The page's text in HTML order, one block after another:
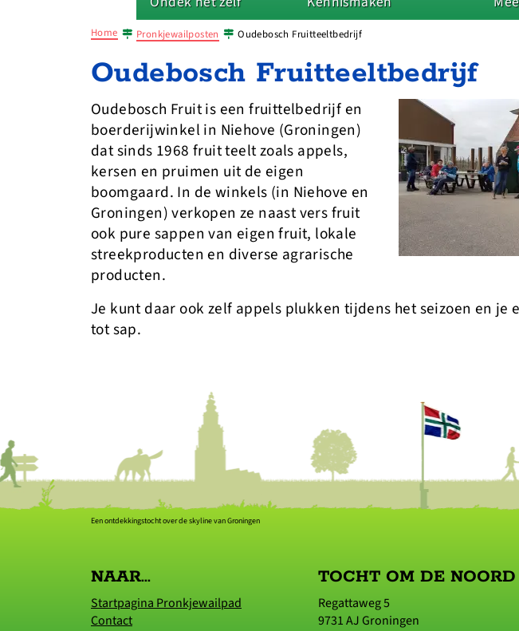
Home Pronkjewailposten Oudebosch Fruitteeltbedrijf
Oudebosch Fruitteeltbedrijf
Oudebosch Fruit is een fruittelbedrijf en
boerderijwinkel in Niehove (Groningen)
dat sinds 1968 fruit teelt zoals appels,
kersen en pruimen uit de eigen
boomgaard. In de winkels (in Niehove en
Groningen) verkopen ze naast vers fruit
ook pure sappen van eigen fruit, lokale
streekproducten en diverse agrarische
producten.
Je kunt daar ook zelf appels plukken tijdens het seizoen en je
tot sap.
Een ontdekkingstocht over de skyline van Groningen
NAAR...
Startpagina Pronkjewailpad
Contact
TOCHT OM DE NOORD
Regattaweg 5
9731 AJGroningen